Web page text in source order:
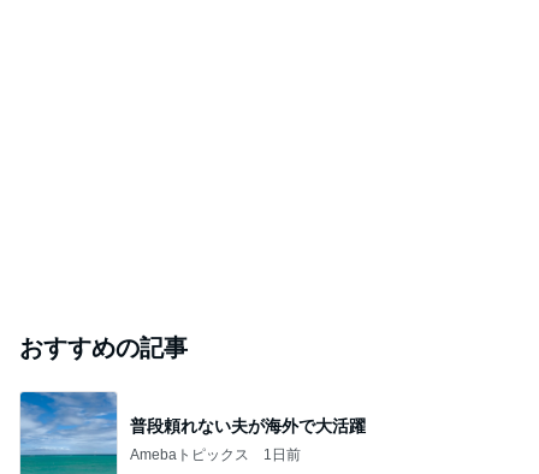
おすすめの記事
普段頼れない夫が海外で大活躍
Amebaトピックス 1日前